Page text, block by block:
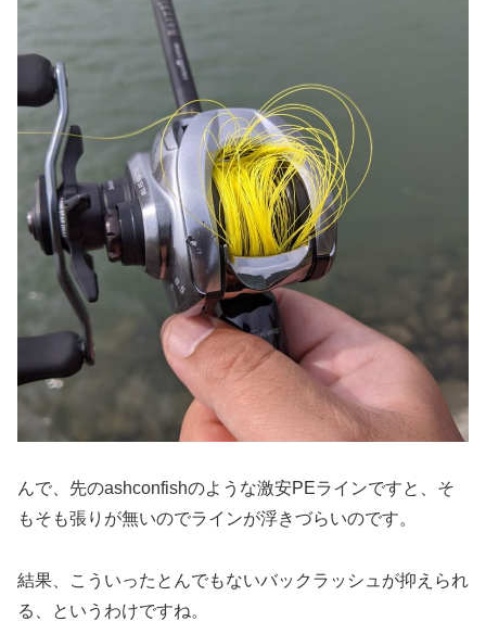
んで、先のashconfishのような激安PEラインですと、そ
もそも張りが無いのでラインが浮きづらいのです。
結果、こういったとんでもないバックラッシュが抑えられ
る、というわけですね。